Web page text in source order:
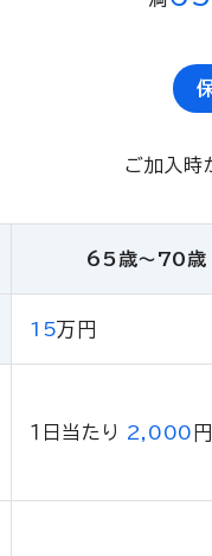
ご加入時
65歳〜70歳
15万円
１日当たり 2,000 円